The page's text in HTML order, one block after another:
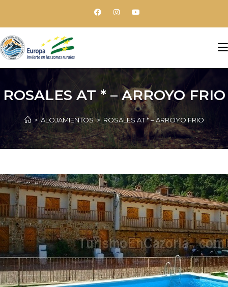
ROSALES AT * – ARROYO FRIO
> ALOJAMIENTOS > ROSALES AT * – ARROYO FRIO